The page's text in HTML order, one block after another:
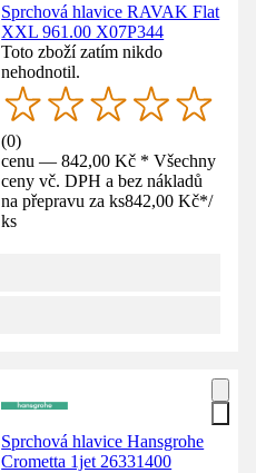
Sprchová hlavice RAVAK Flat
XXL 961.00 X07P344
Toto zboží zatím nikdo
nehodnotil.
(0)
cenu — 842,00 Kč * Všechny
ceny vč. DPH a bez nákladů
na přepravu za ks842,00 Kč*/
ks
Sprchová hlavice Hansgrohe
Crometta 1jet 26331400